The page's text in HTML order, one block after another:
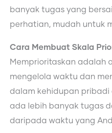
banyak tugas yang
perhatian, mudah untuk
Cara Membuat Skala
Memprioritaskan adalah
mengelola waktu dan
dalam kehidupan pribadi
ada lebih banyak tugas
daripada waktu yang